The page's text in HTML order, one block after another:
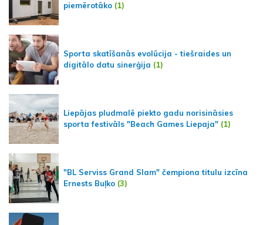
piemērotāko (1)
Sporta skatīšanās evolūcija - tiešraides un
digitālo datu sinerģija (1)
Liepājas pludmalē piekto gadu norisināsies
sporta festivāls "Beach Games Liepaja" (1)
"BL Serviss Grand Slam" čempiona titulu izcīna
Ernests Buļko (3)